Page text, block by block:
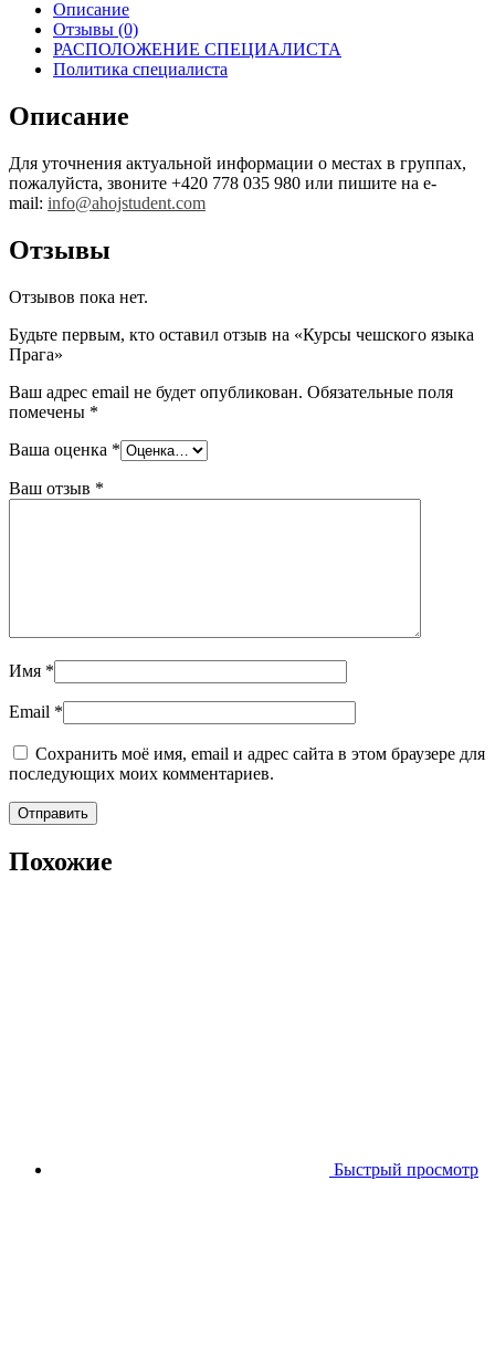
Описание
Отзывы (0)
РАСПОЛОЖЕНИЕ СПЕЦИАЛИСТА
Политика специалиста
Описание
Для уточнения актуальной информации о местах в группах,
пожалуйста, звоните +420 778 035 980 или пишите на e-
mail: info@ahojstudent.com
Отзывы
Отзывов пока нет.
Будьте первым, кто оставил отзыв на «Курсы чешского языка
Прага»
Ваш адрес email не будет опубликован. Обязательные поля
помечены *
Ваша оценка *
Ваш отзыв *
Имя *
Email *
Сохранить моё имя, email и адрес сайта в этом браузере для
последующих моих комментариев.
Похожие
Быстрый просмотр